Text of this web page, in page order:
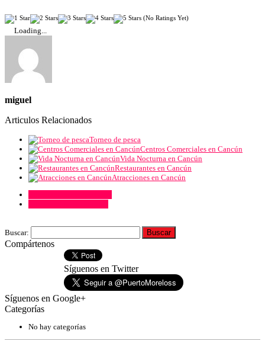
(No Ratings Yet)
Loading...
miguel
Articulos Relacionados
Torneo de pesca
Centros Comerciales en Cancún
Vida Nocturna en Cancún
Restaurantes en Cancún
Atracciones en Cancún
Buscar:
Compártenos
Síguenos en Twitter
Síguenos en Google+
Categorías
No hay categorías